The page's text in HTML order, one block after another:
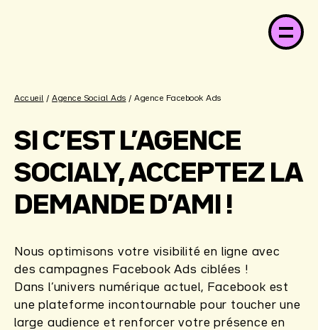
Accueil / Agence Social Ads / Agence Facebook Ads
SI C’EST L’AGENCE
SOCIALY, ACCEPTEZ LA
DEMANDE D’AMI !
Nous optimisons votre visibilité en ligne avec
des campagnes Facebook Ads ciblées !
Dans l’univers numérique actuel, Facebook est
une plateforme incontournable pour toucher une
large audience et renforcer votre présence en